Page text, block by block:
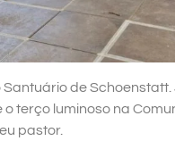
de
terço luminoso na
pastor.